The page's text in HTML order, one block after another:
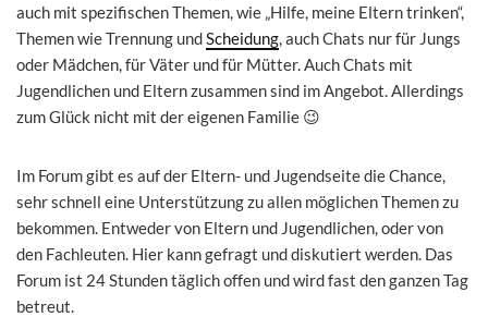
auch mit spezifischen Themen, wie „Hilfe, meine Eltern trinken“,
Themen wie Trennung undScheidung, auch Chats nur für Jungs
oder Mädchen, für Väter und für Mütter. Auch Chats mit
Jugendlichen und Eltern zusammen sind im Angebot. Allerdings
zum Glück nicht mit der eigenen Familie 😉
Im Forum gibt es auf der Eltern- und Jugendseite die Chance,
sehr schnell eine Unterstützung zu allen möglichen Themen zu
bekommen. Entweder von Eltern und Jugendlichen, oder von
den Fachleuten. Hier kann gefragt und diskutiert werden. Das
Forum ist 24 Stunden täglich offen und wird fast den ganzen Tag
betreut.